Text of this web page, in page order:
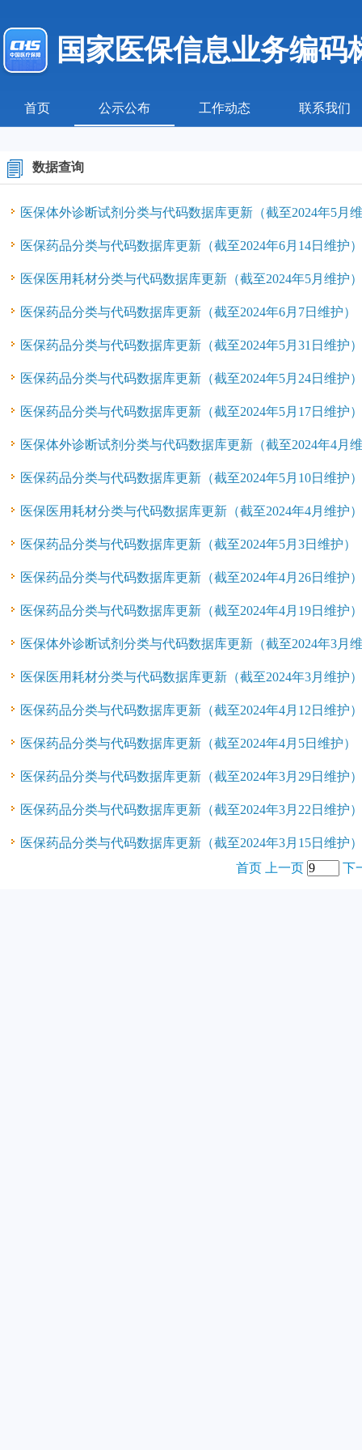
国家医保信息业务编码
首页 公示公布 工作动态 联系我们
数据查询
医保体外诊断试剂分类与代码数据库更新（截至2024年5月
医保药品分类与代码数据库更新（截至2024年6月14日维护）
医保医用耗材分类与代码数据库更新（截至2024年5月维护）
医保药品分类与代码数据库更新（截至2024年6月7日维护）
医保药品分类与代码数据库更新（截至2024年5月31日维护）
医保药品分类与代码数据库更新（截至2024年5月24日维护）
医保药品分类与代码数据库更新（截至2024年5月17日维护）
医保体外诊断试剂分类与代码数据库更新（截至2024年4月
医保药品分类与代码数据库更新（截至2024年5月10日维护）
医保医用耗材分类与代码数据库更新（截至2024年4月维护）
医保药品分类与代码数据库更新（截至2024年5月3日维护）
医保药品分类与代码数据库更新（截至2024年4月26日维护）
医保药品分类与代码数据库更新（截至2024年4月19日维护）
医保体外诊断试剂分类与代码数据库更新（截至2024年3月
医保医用耗材分类与代码数据库更新（截至2024年3月维护）
医保药品分类与代码数据库更新（截至2024年4月12日维护）
医保药品分类与代码数据库更新（截至2024年4月5日维护）
医保药品分类与代码数据库更新（截至2024年3月29日维护）
医保药品分类与代码数据库更新（截至2024年3月22日维护）
医保药品分类与代码数据库更新（截至2024年3月15日维护）
首页
上一页 下